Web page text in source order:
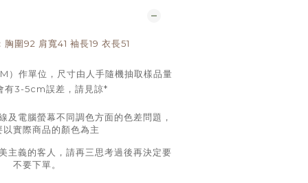
胸圍92 肩寬41 袖長19 衣長51
）作單位，尺寸由人手隨機抽取樣品量
有3-5cm誤差，請見諒*
及電腦螢幕不同調色方面的色差問題，
以實際商品的顏色為主
主義的客人，請再三思考過後再決定要
不要下單。